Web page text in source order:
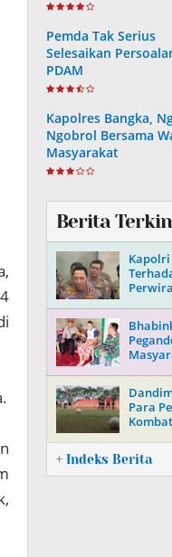
Pemda Tak Serius
Selesaikan
PDAM
Kapolres Bangka,
Ngobrol Bersama
Masyarakat
Berita
Para
+ Indeks Berita